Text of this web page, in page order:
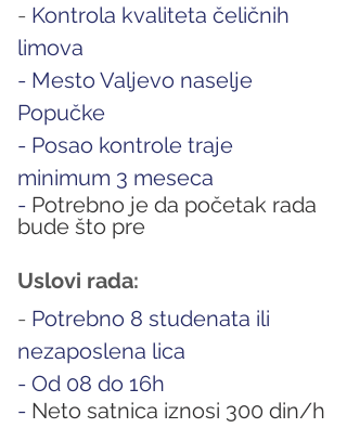
- Kontrola kvaliteta čeličnih
limova
- Mesto Valjevo naselje
Popučke
- Posao kontrole traje
minimum 3 meseca
- Potrebno je da početak rada
bude što pre
Uslovi rada:
- Potrebno 8 studenata ili
nezaposlena lica
- Od 08 do 16h
- Neto satnica iznosi 300 din/h